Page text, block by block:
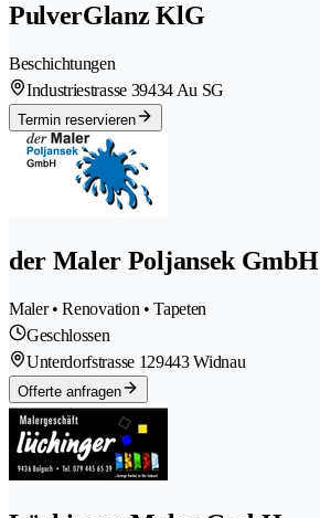
PulverGlanz KlG
Beschichtungen
Industriestrasse 39434 Au SG
Termin reservieren
der Maler Poljansek GmbH
Maler • Renovation • Tapeten
Geschlossen
Unterdorfstrasse 129443 Widnau
Offerte anfragen